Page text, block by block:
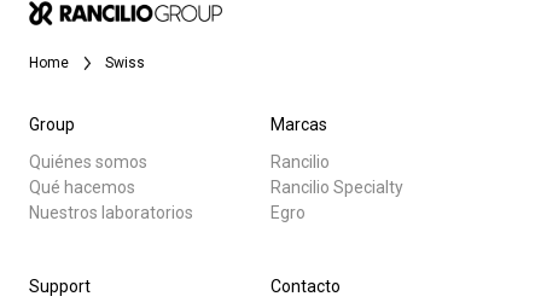
Home Swiss
Group
Quiénes somos
Qué hacemos
Nuestros laboratorios
Marcas
Rancilio
Rancilio Specialty
Egro
Support
Contacto